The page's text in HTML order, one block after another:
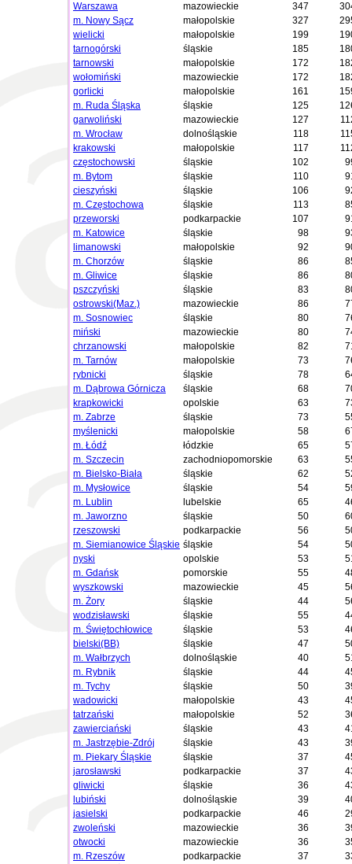
Warszawa
mazowieckie 347
m. Nowy Sącz
małopolskie 327
wielicki
małopolskie 199
tarnogórski
śląskie 185
tarnowski
małopolskie 172
wołomiński
mazowieckie 172
gorlicki
małopolskie 161
m. Ruda Śląska
śląskie 125
garwoliński
mazowieckie 127
m. Wrocław
dolnośląskie 118
krakowski
małopolskie 117
częstochowski
śląskie 102
m. Bytom
śląskie 110
cieszyński
śląskie 106
m. Częstochowa
śląskie 113
przeworski
podkarpackie 107
m. Katowice
śląskie 98
limanowski
małopolskie 92
m. Chorzów
śląskie 86
m. Gliwice
śląskie 86
pszczyński
śląskie 83
ostrowski(Maz.)
mazowieckie 86
m. Sosnowiec
śląskie 80
miński
mazowieckie 80
chrzanowski
małopolskie 82
m. Tarnów
małopolskie 73
rybnicki
śląskie 78
m. Dąbrowa Górnicza
śląskie 68
krapkowicki
opolskie 63
m. Zabrze
śląskie 73
myślenicki
małopolskie 58
m. Łódź
łódzkie 65
m. Szczecin
zachodniopomorskie 63
m. Bielsko-Biała
śląskie 62
m. Mysłowice
śląskie 54
m. Lublin
lubelskie 65
m. Jaworzno
śląskie 50
rzeszowski
podkarpackie 56
m. Siemianowice Śląskie śląskie 54
nyski
opolskie 53
m. Gdańsk
pomorskie 55
wyszkowski
mazowieckie 45
m. Żory
śląskie 44
wodzisławski
śląskie 55
m. Świętochłowice
śląskie 53
bielski(BB)
śląskie 47
m. Wałbrzych
dolnośląskie 40
m. Rybnik
śląskie 44
m. Tychy
śląskie 50
wadowicki
małopolskie 43
tatrzański
małopolskie 52
zawierciański
śląskie 43
m. Jastrzębie-Zdrój
śląskie 43
m. Piekary Śląskie
śląskie 37
jarosławski
podkarpackie 37
gliwicki
śląskie 36
lubiński
dolnośląskie 39
jasielski
podkarpackie 46
zwoleński
mazowieckie 36
otwocki
mazowieckie 36
m. Rzeszów
podkarpackie 37